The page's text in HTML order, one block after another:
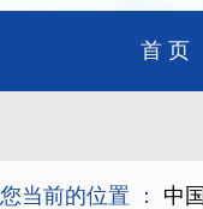
首 页
您当前的位置 ： 中